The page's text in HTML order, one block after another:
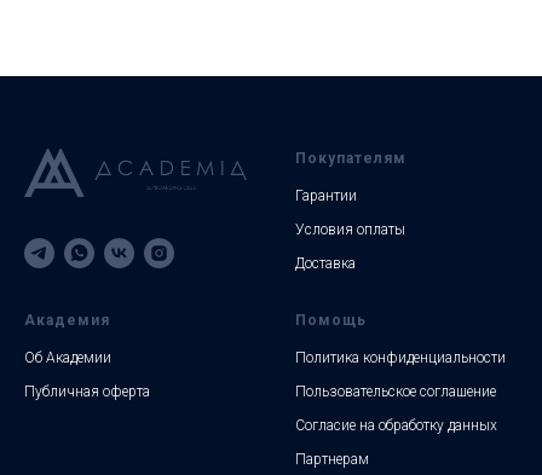
Покупателям
Гарантии
Условия оплаты
Доставка
Академия
Об Академии
Публичная оферта
Помощь
Политика конфиденциальности
Пользовательское соглашение
Согласие на обработку данных
Партнерам